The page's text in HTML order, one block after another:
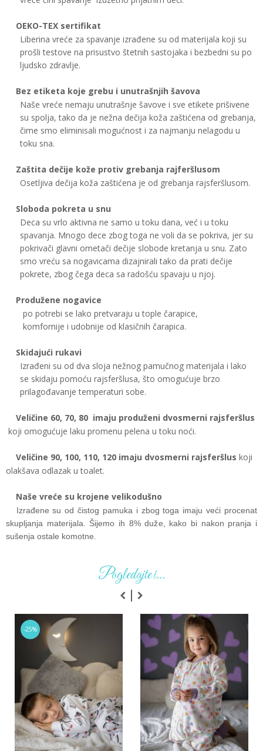
OEKO-TEX sertifikat
Liberina vreće za spavanje izrađene su od materijala koji su
prošli testove na prisustvo štetnih sastojaka i bezbedni su po
ljudsko zdravlje.
Bez etiketa koje grebu i unutrašnjih šavova
Naše vreće nemaju unutrašnje šavove i sve etikete prišivene
su spolja, tako da je nežna dečija koža zaštićena od grebanja,
čime smo eliminisali mogućnost i za najmanju nelagodu u
toku sna.
Zaštita dečije kože protiv grebanja rajferšlusom
Osetljiva dečija koža zaštićena je od grebanja rajsferšlusom.
Sloboda pokreta u snu
Deca su vrlo aktivna ne samo u toku dana, već i u toku
spavanja. Mnogo dece zbog toga ne voli da se pokriva, jer su
pokrivači glavni ometači dečije slobode kretanja u snu. Zato
smo vreću sa nogavicama dizajnirali tako da prati dečije
pokrete, zbog čega deca sa radošću spavaju u njoj.
Produžene nogavice
po potrebi se lako pretvaraju u tople čarapice,
komfornije i udobnije od klasičnih čarapica.
Skidajući rukavi
Izrađeni su od dva sloja nežnog pamučnog materijala i lako
se skidaju pomoću rajsferšlusa, što omogućuje brzo
prilagođavanje temperaturi sobe.
Veličine 60, 70, 80 imaju produženi dvosmerni rajsferšlus
koji omogućuje laku promenu pelena u toku noći.
Veličine 90, 100, 110, 120 imaju dvosmerni rajsferšlus koji
olakšava odlazak u toalet.
Naše vreće su krojene velikodušno
Izrađene su od čistog pamuka i zbog toga imaju veći procenat
skupljanja materijala. Šijemo ih 8% duže, kako bi nakon pranja i
sušenja ostale komotne.
Pogledajte i...
-25%